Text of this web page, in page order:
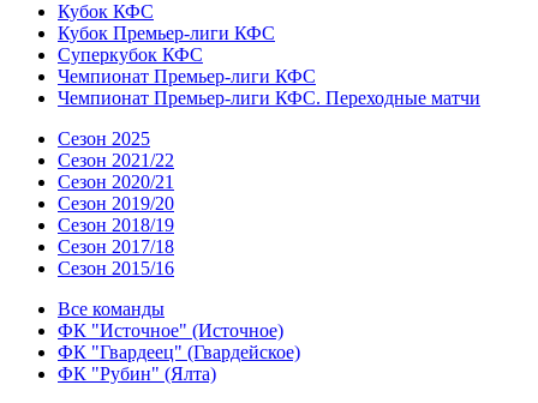
Кубок КФС
Кубок Премьер-лиги КФС
Суперкубок КФС
Чемпионат Премьер-лиги КФС
Чемпионат Премьер-лиги КФС. Переходные матчи
Сезон 2025
Сезон 2021/22
Сезон 2020/21
Сезон 2019/20
Сезон 2018/19
Сезон 2017/18
Сезон 2015/16
Все команды
ФК "Источное" (Источное)
ФК "Гвардеец" (Гвардейское)
ФК "Рубин" (Ялта)